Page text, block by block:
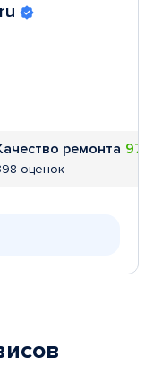
ремонта
оценок